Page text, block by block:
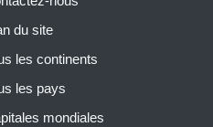
du site
les continents
les pays
mondiales